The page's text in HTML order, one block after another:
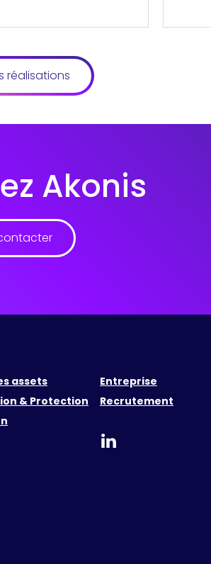
réalisations
Akonis
assets
& Protection
Entreprise
Recrutement